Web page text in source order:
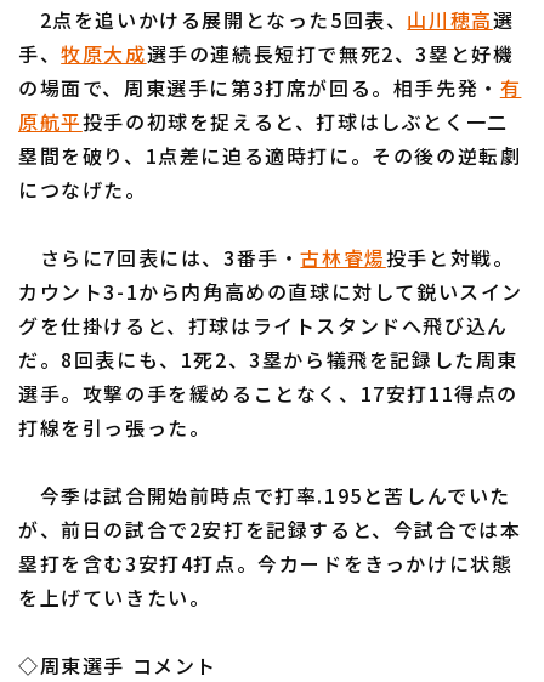
利用規約 プライバシーポリシー
運営会社（別ウィンドウで開く） よくある質問
特定商取引法の表示 （別ウィンドウで開く
2点を追いかける展開となった5回表、 山川穂高選
手、牧原大成選手の連続長短打で無死2、3塁と好機
の場面で、周東選手に第3打席が回る。相手先発・ 有
原航平投手の初球を捉えると、打球はしぶとく一二
塁間を破り、1点差に迫る適時打に。その後の逆転劇
につなげた。
さらに7回表には、3番手・古林睿煬投手と対戦。
カウント3-1から内角高めの直球に対して鋭いスイン
グを仕掛けると、打球はライトスタンドへ飛び込ん
だ。8回表にも、1死2、3塁から犠飛を記録した周東
選手。攻撃の手を緩めることなく、17安打11得点の
打線を引っ張った。
今季は試合開始前時点で打率.195と苦しんでいた
が、前日の試合で2安打を記録すると、今試合では本
塁打を含む3安打4打点。今カードをきっかけに状態
を上げていきたい。
◇周東選手 コメント